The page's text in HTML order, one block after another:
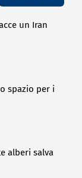
un Iran
spazio per i
alberi salva